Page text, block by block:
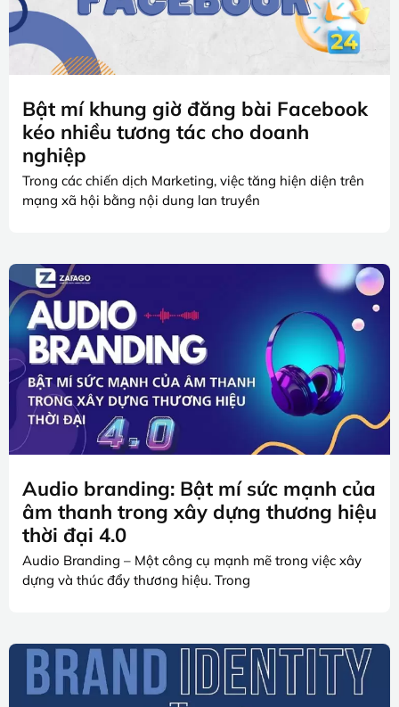
Bật mí khung giờ đăng bài Facebook
kéo nhiều tương tác cho doanh
nghiệp
Trong các chiến dịch Marketing, việc tăng hiện diện trên
mạng xã hội bằng nội dung lan truyền
Audio branding: Bật mí sức mạnh của
âm thanh trong xây dựng thương hiệu
thời đại 4.0
Audio Branding – Một công cụ mạnh mẽ trong việc xây
dựng và thúc đẩy thương hiệu. Trong